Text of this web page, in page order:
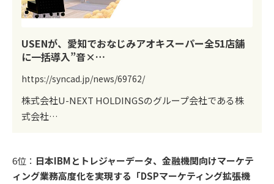
USENが、愛知でおなじみアオキスーパー全51店舗
に一括導入”音×…
https://syncad.jp/news/69762/
株式会社U-NEXT HOLDINGSのグループ会社である株
式会社…
6位： 日本IBMとトレジャーデータ、金融機関向けマーケテ
ィング業務高度化を実現する「DSPマーケティング拡張機